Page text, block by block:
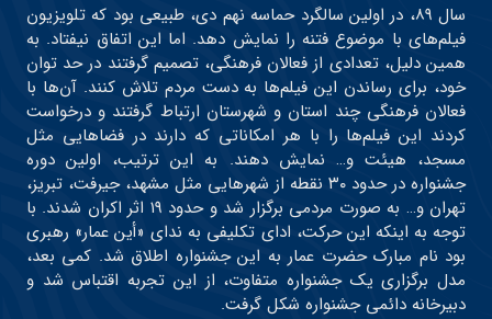
سال ۸۹، در اولین سالگرد حماسه نهم دی، طبیعی بود که تلویزیون
فیلم‌های با موضوع فتنه را نمایش دهد. اما این اتفاق نیفتاد. به
همین دلیل، تعدادی از فعالان فرهنگی، تصمیم گرفتند در حد توان
خود، برای رساندن این فیلم‌ها به دست مردم تلاش کنند. آن‌ها با
فعالان فرهنگی چند استان و شهرستان ارتباط گرفتند و درخواست
کردند این فیلم‌ها را با هر امکاناتی که دارند در فضاهایی مثل
مسجد، هیئت و… نمایش دهند. به این ترتیب، اولین دوره
جشنواره در حدود ۳۰ نقطه از شهرهایی مثل مشهد، جیرفت، تبریز،
تهران و… به صورت مردمی برگزار شد و حدود ۱۹ اثر اکران شدند. با
توجه به اینکه این حرکت، ادای تکلیفی به ندای «أین عمار» رهبری
بود نام مبارک حضرت عمار به این جشنواره اطلاق شد. کمی بعد،
مدل برگزاری یک جشنواره متفاوت، از این تجربه اقتباس شد و
دبیرخانه دائمی جشنواره شکل گرفت.